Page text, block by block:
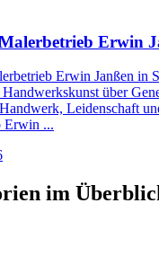
Erwin
Erwin Janßen in
über
Leidenschaft
Erwin ...
im